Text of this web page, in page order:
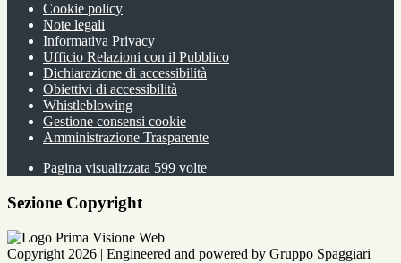
Cookie policy
Note legali
Informativa Privacy
Ufficio Relazioni con il Pubblico
Dichiarazione di accessibilità
Obiettivi di accessibilità
Whistleblowing
Gestione consensi cookie
Amministrazione Trasparente
Pagina visualizzata 599 volte
Sezione Copyright
Copyright 2026 | Engineered and powered by Gruppo Spaggiari